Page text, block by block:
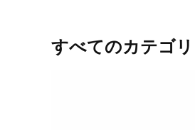
すべてのカテゴ